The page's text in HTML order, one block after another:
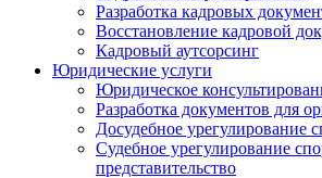
Разработка кадровых
Восстановление кадровой
Кадровый аутсорсинг
Юридические услуги
Юридическое
Разработка документов для
Досудебное урегулирование
Судебное урегулирование
представительство